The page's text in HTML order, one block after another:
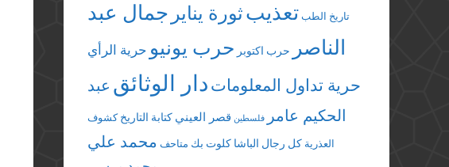
تاريخ الطب تعذيبثورة يناير جمال عبد
الناصر
حرب اكتوبر حرب يونيو حرية الرأي
حرية تداول المعلومات دار الوثائق عبد
الحكيم عامر
فلسطين قصر العيني كتابة التاريخ كشوف
العذرية كل رجال الباشا كلوت بك متاحف محمد علي